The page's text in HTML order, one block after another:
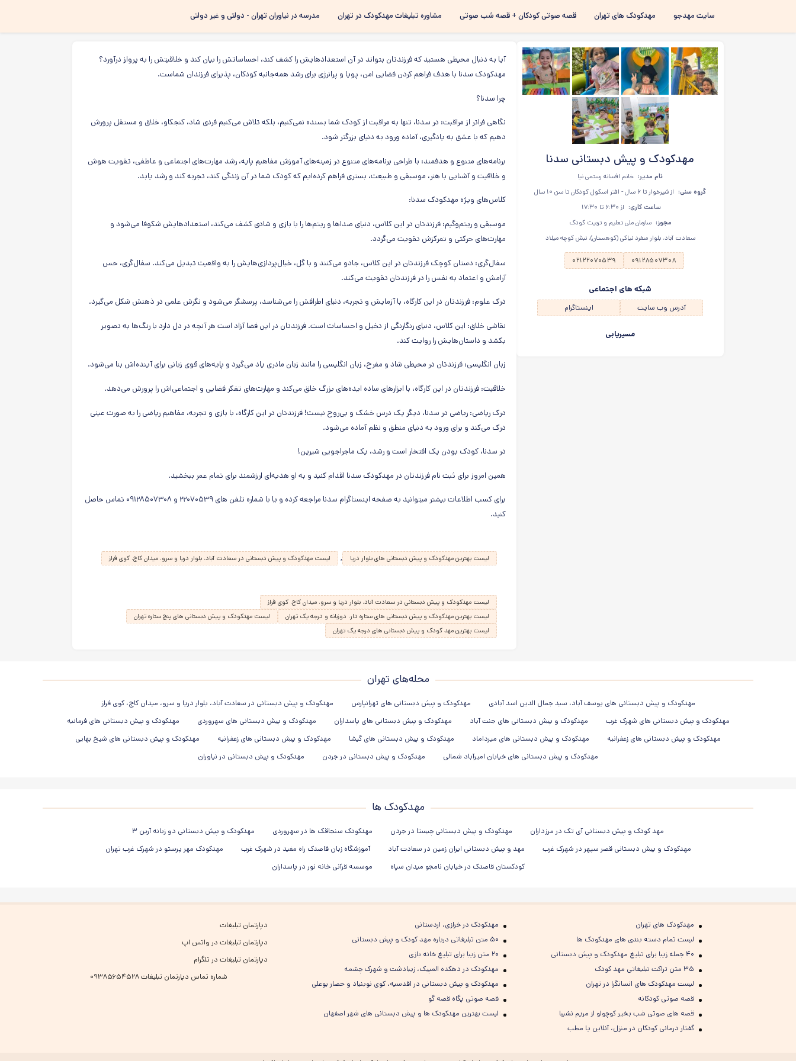
محتوای
اصلی
سایت مهدجو مهدکودک های تهران قصه صوتی کودکان + قصه شب صوتی مشاوره تبلیغات مهدکودک در تهران مدرسه در نیاوران تهران - دولتی و غیر دولتی
مهدکودک و پیش دبستانی سدنا
نام مدیر: خانم افسانه رستمی نیا
گروه سنی: از شیرخوار تا ۶ سال - افتر اسکول کودکان تا سن ۱۰ سال
ساعت کاری: از ۶:۳۰ تا ۱۷:۳۰
مجوز: سازمان ملی تعلیم و تربیت کودک
سعادت آباد، بلوار منفرد نیاکی (کوهستان)، نبش کوچه میلاد
۰۹۱۲۸۵۰۷۳۰۸ ۰۲۱۲۲۰۷۰۵۳۹
شبکه های اجتماعی
آدرس وب سایت اینستاگرام
مسیریابی
آیا به دنبال محیطی هستید که فرزندتان بتواند در آن استعدادهایش را کشف کند، احساساتش را بیان کند و خلاقیتش را به پرواز درآورد؟
مهدکودک سدنا با هدف فراهم کردن فضایی امن، پویا و پرانرژی برای رشد همه‌جانبه کودکان، پذیرای فرزندان شماست.
چرا سدنا؟
نگاهی فراتر از مراقبت: در سدنا، تنها به مراقبت از کودک شما بسنده نمی‌کنیم، بلکه تلاش می‌کنیم فردی شاد، کنجکاو، خلاق و مستقل پرورش
دهیم که با عشق به یادگیری، آماده ورود به دنیای بزرگتر شود.
برنامه‌های متنوع و هدفمند: با طراحی برنامه‌های متنوع در زمینه‌های آموزش مفاهیم پایه، رشد مهارت‌های اجتماعی و عاطفی، تقویت هوش
و خلاقیت و آشنایی با هنر، موسیقی و طبیعت، بستری فراهم کرده‌ایم که کودک شما در آن زندگی کند، تجربه کند و رشد یابد.
کلاس‌های ویژه مهدکودک سدنا:
موسیقی و ریتم‌وگیم: فرزندتان در این کلاس، دنیای صداها و ریتم‌ها را با بازی و شادی کشف می‌کند، استعدادهایش شکوفا می‌شود و
مهارت‌های حرکتی و تمرکزش تقویت می‌گردد.
سفال‌گری: دستان کوچک فرزندتان در این کلاس، جادو می‌کنند و با گل، خیال‌پردازی‌هایش را به واقعیت تبدیل می‌کند. سفال‌گری، حس
آرامش و اعتماد به نفس را در فرزندتان تقویت می‌کند.
درک علوم: فرزندتان در این کارگاه، با آزمایش و تجربه، دنیای اطرافش را می‌شناسد، پرسشگر می‌شود و نگرش علمی در ذهنش شکل می‌گیرد.
نقاشی خلاق: این کلاس، دنیای رنگارنگی از تخیل و احساسات است. فرزندتان در این فضا آزاد است هر آنچه در دل دارد با رنگ‌ها به تصویر
بکشد و داستان‌هایش را روایت کند.
زبان انگلیسی: فرزندتان در محیطی شاد و مفرح، زبان انگلیسی را مانند زبان مادری یاد می‌گیرد و پایه‌های قوی زبانی برای آینده‌اش بنا می‌شود.
خلاقیت: فرزندتان در این کارگاه، با ابزارهای ساده ایده‌های بزرگ خلق می‌کند و مهارت‌های تفکر فضایی و اجتماعی‌اش را پرورش می‌دهد.
درک ریاضی: ریاضی در سدنا، دیگر یک درس خشک و بی‌روح نیست! فرزندتان در این کارگاه، با بازی و تجربه، مفاهیم ریاضی را به صورت عینی
درک می‌کند و برای ورود به دنیای منطق و نظم آماده می‌شود.
در سدنا، کودک بودن یک افتخار است و رشد، یک ماجراجویی شیرین!
همین امروز برای ثبت نام فرزندتان در مهدکودک سدنا اقدام کنید و به او هدیه‌ای ارزشمند برای تمام عمر ببخشید.
برای کسب اطلاعات بیشتر میتوانید به صفحه اینستاگرام سدنا مراجعه کرده و یا با شماره تلفن های ۲۲۰۷۰۵۳۹ و ۰۹۱۲۸۵۰۷۳۰۸ تماس حاصل
کنید.
لیست بهترین مهدکودک و پیش دبستانی های بلوار دریا , لیست مهدکودک و پیش دبستانی در سعادت آباد، بلوار دریا و سرو، میدان کاج، کوی فراز
لیست مهدکودک و پیش دبستانی در سعادت آباد، بلوار دریا و سرو، میدان کاج، کوی فراز
لیست بهترین مهدکودک و پیش دبستانی های ستاره دار، دوزبانه و درجه یک تهران
لیست مهدکودک و پیش دبستانی های پنج ستاره تهران
لیست بهترین مهد کودک و پیش دبستانی های درجه یک تهران
محله‌های تهران
مهدکودک و پیش دبستانی های یوسف آباد، سید جمال الدین اسد آبادی مهدکودک و پیش دبستانی های تهرانپارس
مهدکودک و پیش دبستانی در سعادت آباد، بلوار دریا و سرو، میدان کاج، کوی فراز
مهدکودک و پیش دبستانی های شهرک غرب
مهدکودک و پیش دبستانی های جنت آباد مهدکودک و پیش دبستانی های پاسداران مهدکودک و پیش دبستانی های سهروردی
مهدکودک و پیش دبستانی های فرمانیه
مهدکودک و پیش دبستانی های زعفرانیه
مهدکودک و پیش دبستانی های میرداماد مهدکودک و پیش دبستانی های گیشا مهدکودک و پیش دبستانی های زعفرانیه
مهدکودک و پیش دبستانی های شیخ بهایی
مهدکودک و پیش دبستانی های خیابان امیرآباد شمالی
مهدکودک و پیش دبستانی در جردن مهدکودک و پیش دبستانی در نیاوران
مهدکودک ها
مهد کودک و پیش دبستانی آی تک در مرزداران مهدکودک و پیش دبستانی چیستا در جردن مهدکودک سنجاقک ها در سهروردی
مهدکودک و پیش دبستانی دو زبانه آرین ۳
مهدکودک و پیش دبستانی قصر سپهر در شهرک غرب
مهد و پیش دبستانی ایران زمین در سعادت آباد آموزشگاه زبان قاصدک راه مفید در شهرک غرب
مهدکودک مهر پرستو در شهرک غرب تهران
کودکستان قاصدک در خیابان نامجو میدان سپاه
موسسه قرآنی خانه نور در پاسداران
مهدکودک های تهران
مهدکودک در خرازی، اردستانی
لیست تمام دسته بندی های مهدکودک ها
۵۰ متن تبلیغاتی درباره مهد کودک و پیش دبستانی
۴۰ جمله زیبا برای تبلیغ مهدکودک و پیش دبستانی
۲۰ متن زیبا برای تبلیغ خانه بازی
۳۵ متن تراکت تبلیغاتی مهد کودک
مهدکودک در دهکده المپیک، زیبادشت و شهرک چشمه
لیست مهدکودک های انسانگرا در تهران
مهدکودک و پیش دبستانی در اقدسیه، کوی نوبنیاد و حصار بوعلی
قصه صوتی کودکانه
قصه صوتی پگاه قصه گو
قصه های صوتی شب بخیر کوچولو از مریم نشیبا
لیست بهترین مهدکودک ها و پیش دبستانی های شهر اصفهان
گفتار درمانی کودکان در منزل، آنلاین یا مطب
دپارتمان تبلیغات
دپارتمان تبلیغات در واتس اپ
دپارتمان تبلیغات در تلگرام
شماره تماس دپارتمان تبلیغات ۰۹۳۸۵۶۵۴۵۲۸